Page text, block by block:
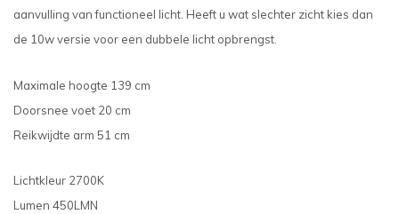
aanvulling van functioneel licht. Heeft u wat slechter zicht kies dan
de 10w versie voor een dubbele licht opbrengst.
Maximale hoogte 139 cm
Doorsnee voet 20 cm
Reikwijdte arm 51 cm
Lichtkleur 2700K
Lumen 450LMN